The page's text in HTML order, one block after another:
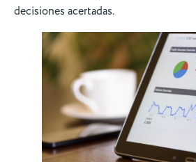
decisiones acertadas.